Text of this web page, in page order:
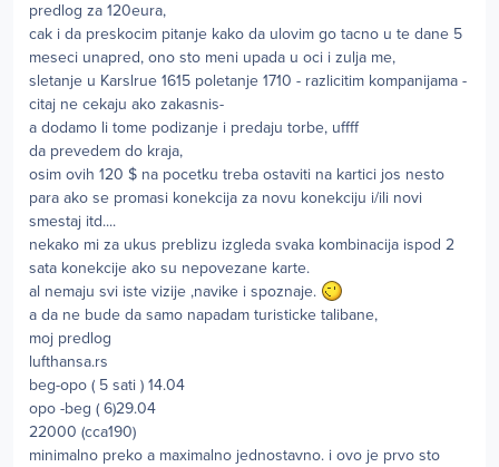
predlog za 120eura,
cak i da preskocim pitanje kako da ulovim go tacno u te dane 5
meseci unapred, ono sto meni upada u oci i zulja me,
sletanje u Karslrue 1615 poletanje 1710 - razlicitim kompanijama -
citaj ne cekaju ako zakasnis-
a dodamo li tome podizanje i predaju torbe, uffff
da prevedem do kraja,
osim ovih 120 $ na pocetku treba ostaviti na kartici jos nesto
para ako se promasi konekcija za novu konekciju i/ili novi
smestaj itd....
nekako mi za ukus preblizu izgleda svaka kombinacija ispod 2
sata konekcije ako su nepovezane karte.
al nemaju svi iste vizije ,navike i spoznaje.
a da ne bude da samo napadam turisticke talibane,
moj predlog
lufthansa.rs
beg-opo ( 5 sati ) 14.04
opo -beg ( 6)29.04
22000 (cca190)
minimalno preko a maximalno jednostavno. i ovo je prvo sto